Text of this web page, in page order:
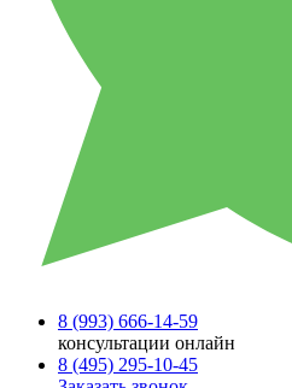
8 (993) 666-14-59
консультации онлайн
8 (495) 295-10-45